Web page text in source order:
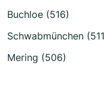
Buchloe (516)
Schwabmünchen
Mering (506)